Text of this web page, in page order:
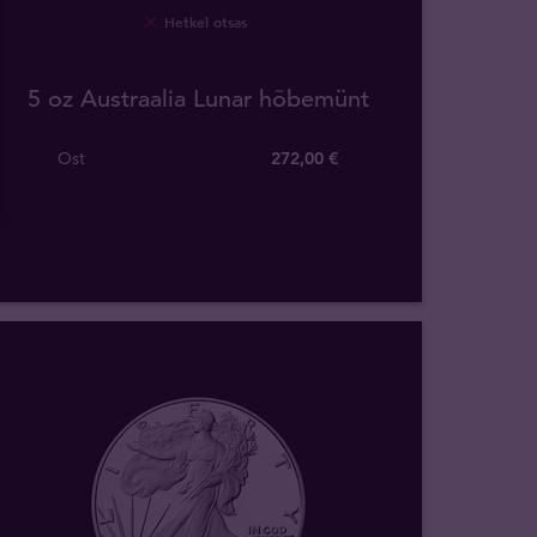
Hetkel otsas
5 oz Austraalia Lunar hõbemünt
Ost 272,00 €